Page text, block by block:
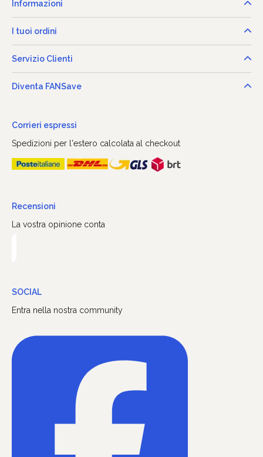
Informazioni
I tuoi ordini
Servizio Clienti
Diventa FANSave
Corrieri espressi
Spedizioni per l'estero calcolata al checkout
Recensioni
La vostra opinione conta
SOCIAL
Entra nella nostra community